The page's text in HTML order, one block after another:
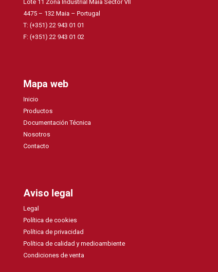
Lote 11 Zona Industrial Maia Sector VII
4475 – 132 Maia – Portugal
T: (+351) 22 943 01 01
F: (+351) 22 943 01 02
Mapa web
Inicio
Productos
Documentación Técnica
Nosotros
Contacto
Aviso legal
Legal
Política de cookies
Política de privacidad
Política de calidad y medioambiente
Condiciones de venta